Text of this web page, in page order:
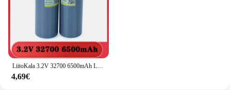
LiitoKala 3.2V 32700 6500mAh LiFePO4 Batteria 35A Scarica continua Massimo 55A Batteria ad alta potenza + Fogli di nichel fai-da-te
4,69€